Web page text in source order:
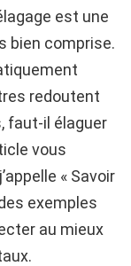
est une
bien comprise.
redoutent
faut-il élaguer
vous
« Savoir
exemples
au mieux